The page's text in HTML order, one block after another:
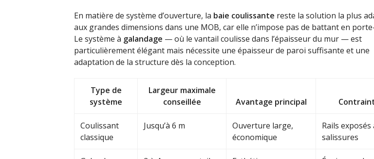
En matière de système d’ouverture, la baie coulissante reste la solution la plus
aux grandes dimensions dans une MOB, car elle n’impose pas de battant en
Le système à galandage — où le vantail coulisse dans l’épaisseur du mur — est
particulièrement élégant mais nécessite une épaisseur de paroi suffisante et une
adaptation de la structure dès la conception.
Type de
système
Largeur maximale
conseillée
Avantage principal
Coulissant
classique
Jusqu’à 6 m
Ouverture large,
économique
Rails exposés
salissures